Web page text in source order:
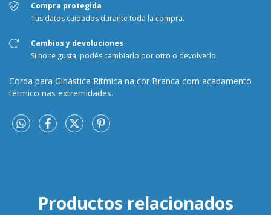
Compra protegida
Tus datos cuidados durante toda la compra.
Cambios y devoluciones
Si no te gusta, podés cambiarlo por otro o devolverlo.
Corda para Ginástica Rítmica na cor Branca com acabamento
térmico nas extremidades.
Productos relacionados